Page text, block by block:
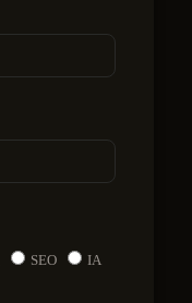
SEO
IA